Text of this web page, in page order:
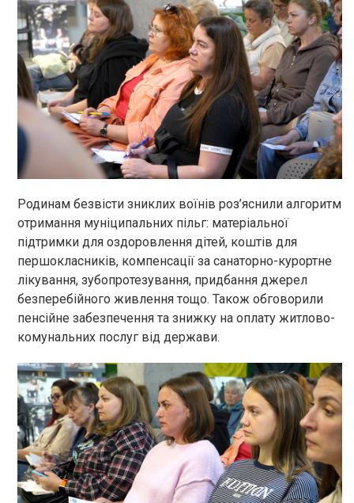
Родинам безвісти зниклих воїнів роз’яснили алгоритм
отримання муніципальних пільг: матеріальної
підтримки для оздоровлення дітей, коштів для
першокласників, компенсації за санаторно-курортне
лікування, зубопротезування, придбання джерел
безперебійного живлення тощо. Також обговорили
пенсійне забезпечення та знижку на оплату житлово-
комунальних послуг від держави.